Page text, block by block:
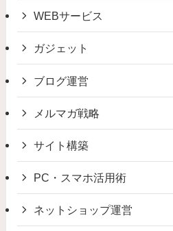
WEBサービス
ガジェット
ブログ運営
メルマガ戦略
サイト構築
PC・スマホ活用術
ネットショップ運営